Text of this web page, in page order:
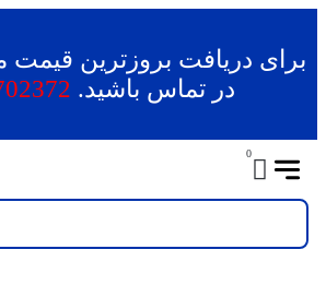
برای دریافت بروزترین قیمت
در تماس باشید.
0